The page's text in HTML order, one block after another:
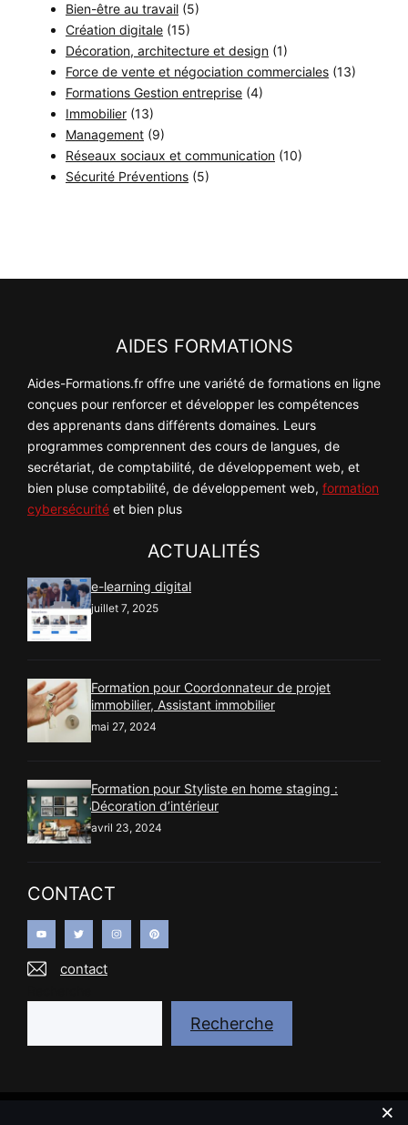
Bien-être au travail (5)
Création digitale (15)
Décoration, architecture et design (1)
Force de vente et négociation commerciales (13)
Formations Gestion entreprise (4)
Immobilier (13)
Management (9)
Réseaux sociaux et communication (10)
Sécurité Préventions (5)
AIDES FORMATIONS
Aides-Formations.fr offre une variété de formations en ligne
conçues pour renforcer et développer les compétences
des apprenants dans différents domaines. Leurs
programmes comprennent des cours de langues, de
secrétariat, de comptabilité, de développement web, et
bien pluse comptabilité, de développement web, formation
cybersécurité et bien plus
ACTUALITÉS
e-learning digital
juillet 7, 2025
Formation pour Coordonnateur de projet
immobilier, Assistant immobilier
mai 27, 2024
Formation pour Styliste en home staging :
Décoration d’intérieur
avril 23, 2024
CONTACT
contact
Recherche